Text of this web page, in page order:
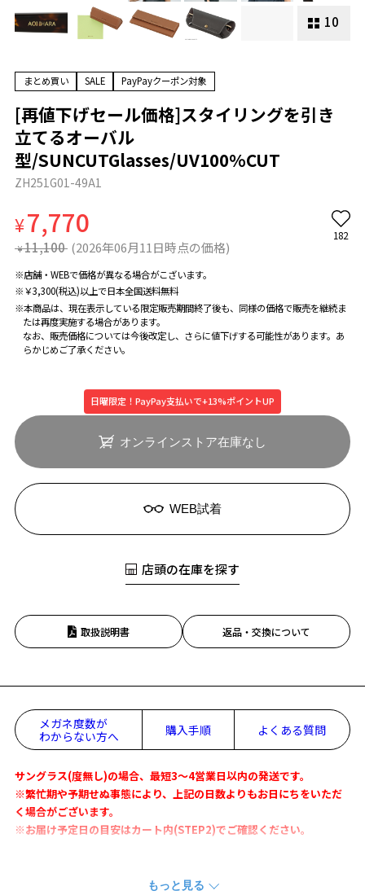
10
まとめ買い SALE PayPayクーポン対象
[再値下げセール価格]スタイリングを引き
立てるオーバル
型/SUNCUTGlasses/UV100%CUT
ZH251G01-49A1
¥7,770
¥ 11,100 (2026年06月11日時点の価格)
182
※店舗・WEBで価格が異なる場合がこざいます。
※￥3,300(税込)以上で日本全国送料無料
※本商品は、現在表示している限定販売期間終了後も、同様の価格で販売を継続ま
たは再度実施する場合があります。
なお、販売価格については今後改定し、さらに値下げする可能性があります。あ
らかじめご了承ください。
日曜限定！PayPay支払いで+13%ポイントUP
オンラインストア在庫なし
WEB試着
店頭の在庫を探す
取扱説明書 返品・交換について
メガネ度数が
わからない方へ
購入手順 よくある質問
サングラス(度無し)の場合、最短3～4営業日以内の発送です。
※繁忙期や予期せぬ事態により、上記の日数よりもお日にちをいただ
く場合がございます。
※お届け予定日の目安はカート内(STEP2)でご確認ください。